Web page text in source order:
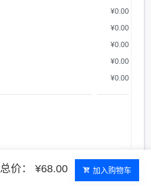
¥0.00
¥0.00
¥0.00
¥0.00
¥0.00
总价： ¥68.00 加入购物车